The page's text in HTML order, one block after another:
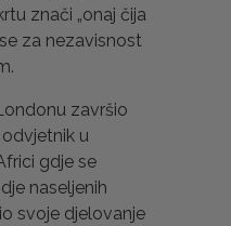
znači „onaj čija
za nezavisnost
završio
u
gdje se
naseljenih
svoje djelovanje